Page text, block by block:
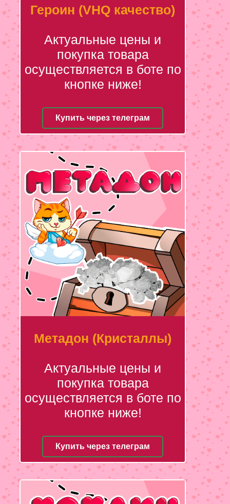
Героин (VHQ качество)
Актуальные цены и
покупка товара
осуществляется в боте по
кнопке ниже!
Купить через телеграм
Метадон (Кристаллы)
Актуальные цены и
покупка товара
осуществляется в боте по
кнопке ниже!
Купить через телеграм